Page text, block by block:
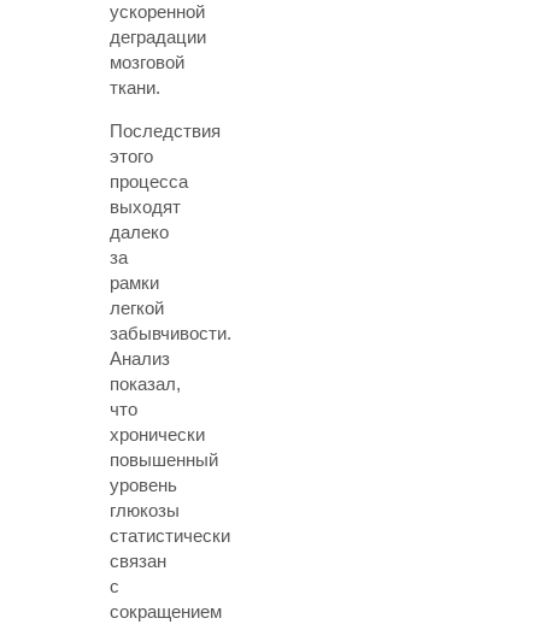
ускоренной
деградации
мозговой
ткани.
Последствия
этого
процесса
выходят
далеко
за
рамки
легкой
забывчивости.
Анализ
показал,
что
хронически
повышенный
уровень
глюкозы
статистически
связан
с
сокращением